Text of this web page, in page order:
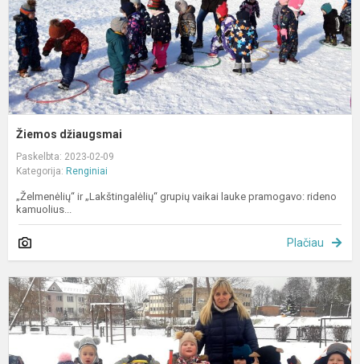
Žiemos džiaugsmai
Paskelbta: 2023-02-09
Kategorija: Renginiai
„Želmenėlių“ ir „Lakštingalėlių“ grupių vaikai lauke pramogavo: rideno
kamuolius...
Plačiau